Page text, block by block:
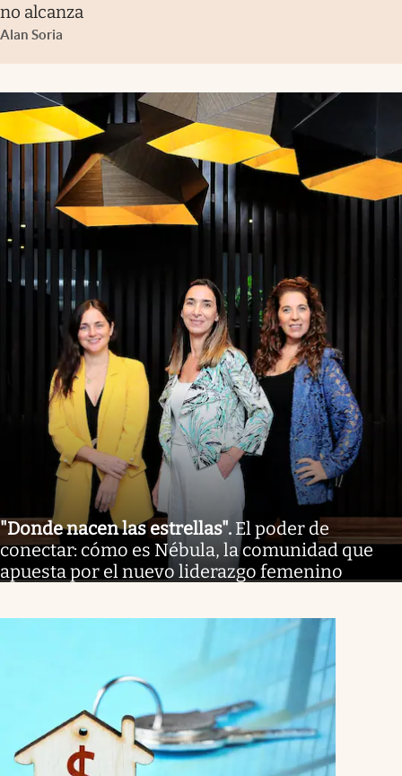
no alcanza
Alan Soria
"Donde nacen las estrellas". El poder de
conectar: cómo es Nébula, la comunidad que
apuesta por el nuevo liderazgo femenino